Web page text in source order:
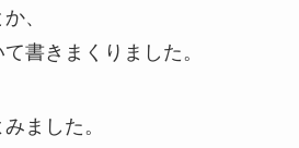
、
書きまくりました。
ました。